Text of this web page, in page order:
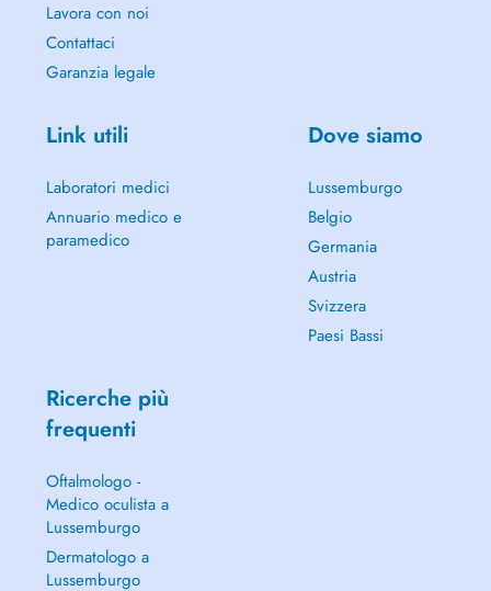
Lavora con noi
Contattaci
Garanzia legale
Link utili
Laboratori medici
Annuario medico e
paramedico
Dove siamo
Lussemburgo
Belgio
Germania
Austria
Svizzera
Paesi Bassi
Ricerche più
frequenti
Oftalmologo -
Medico oculista a
Lussemburgo
Dermatologo a
Lussemburgo